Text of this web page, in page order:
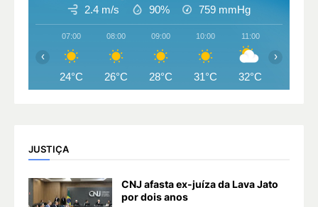
2.4 m/s 90% 759 mmHg
07:00
24°C
08:00
26°C
09:00
28°C
10:00
31°C
11:00
32°C
‹ ›
JUSTIÇA
CNJ afasta ex-juíza da Lava Jato
por dois anos